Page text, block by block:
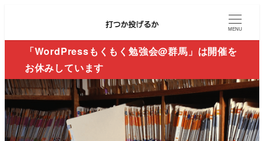
MENU
「WordPressもくもく勉強会@群馬」は開催を
お休みしています